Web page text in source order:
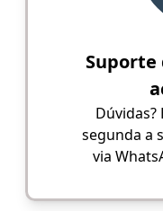
Dúvidas?
segunda a
via